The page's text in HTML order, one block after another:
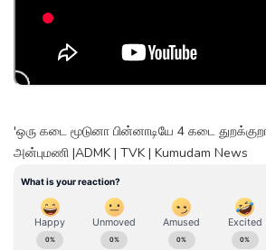
'ஒரு கடை மூடுனா பின்னாடியே 4 கடை
அன்புமணி |ADMK | TVK | Kumudam News